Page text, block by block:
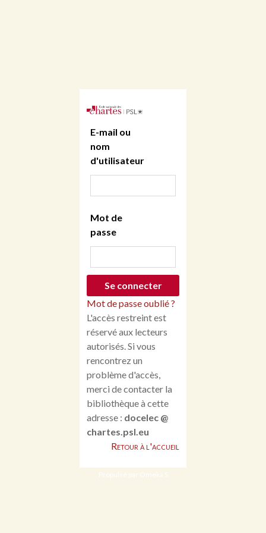
E-mail ou
nom
d'utilisateur
Mot de
passe
Mot de passe oublié ?
L'accès restreint est
réservé aux lecteurs
autorisés. Si vous
rencontrez un
problème d'accès,
merci de contacter la
bibliothèque à cette
adresse : docelec @
chartes.psl.eu
Retour à l'accueil
Propulsé par Omeka S